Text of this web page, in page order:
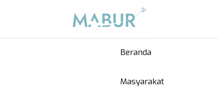
Beranda
Masyarakat